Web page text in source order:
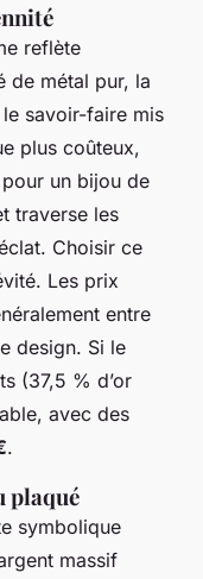
reflète
de métal pur, la
savoir-faire mis
plus coûteux,
pour un bijou de
traverse les
Choisir ce
Les prix
entre
design. Si le
(37,5 % d’or
avec des
.
plaqué
symbolique
massif